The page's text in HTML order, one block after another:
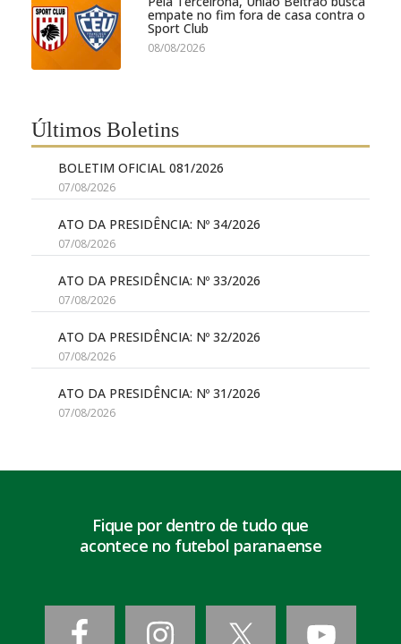
empate no fim fora de casa contra o
Sport Club
08/08/2026
Últimos Boletins
BOLETIM OFICIAL 081/2026
07/08/2026
ATO DA PRESIDÊNCIA: Nº 34/2026
07/08/2026
ATO DA PRESIDÊNCIA: Nº 33/2026
07/08/2026
ATO DA PRESIDÊNCIA: Nº 32/2026
07/08/2026
ATO DA PRESIDÊNCIA: Nº 31/2026
07/08/2026
Fique por dentro de tudo que
acontece no futebol paranaense